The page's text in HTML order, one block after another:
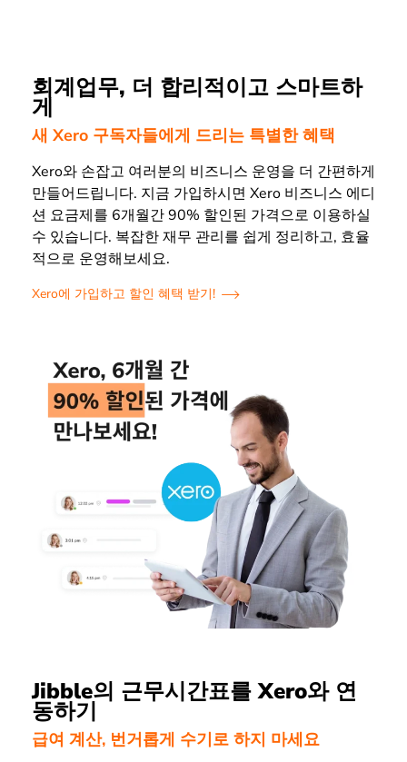
회계업무, 더 합리적이고 스마트하
게
새 Xero 구독자들에게 드리는 특별한 혜택
Xero와 손잡고 여러분의 비즈니스 운영을 더 간편하게
만들어드립니다. 지금 가입하시면 Xero 비즈니스 에디
션 요금제를 6개월간 90% 할인된 가격으로 이용하실
수 있습니다. 복잡한 재무 관리를 쉽게 정리하고, 효율
적으로 운영해보세요.
Xero에 가입하고 할인 혜택 받기!
Jibble의 근무시간표를 Xero와 연
동하기
급여 계산, 번거롭게 수기로 하지 마세요